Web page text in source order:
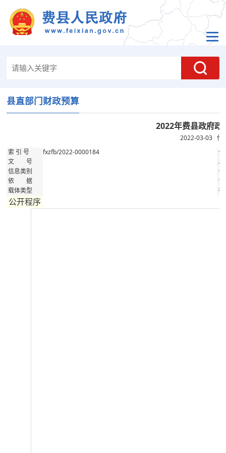
县直部门财政预算
2022年费县政府政
2022-03-03 作
索 引 号 fxzfb/2022-0000184
公
文 号
发
信息类别
公
依 据
记
载体类型
存
公开程序